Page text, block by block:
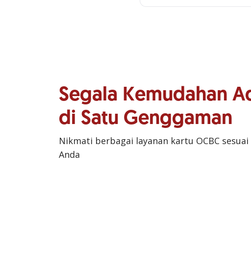
Segala Kemudahan
di Satu Genggaman
Nikmati berbagai layanan kartu OCBC
Anda